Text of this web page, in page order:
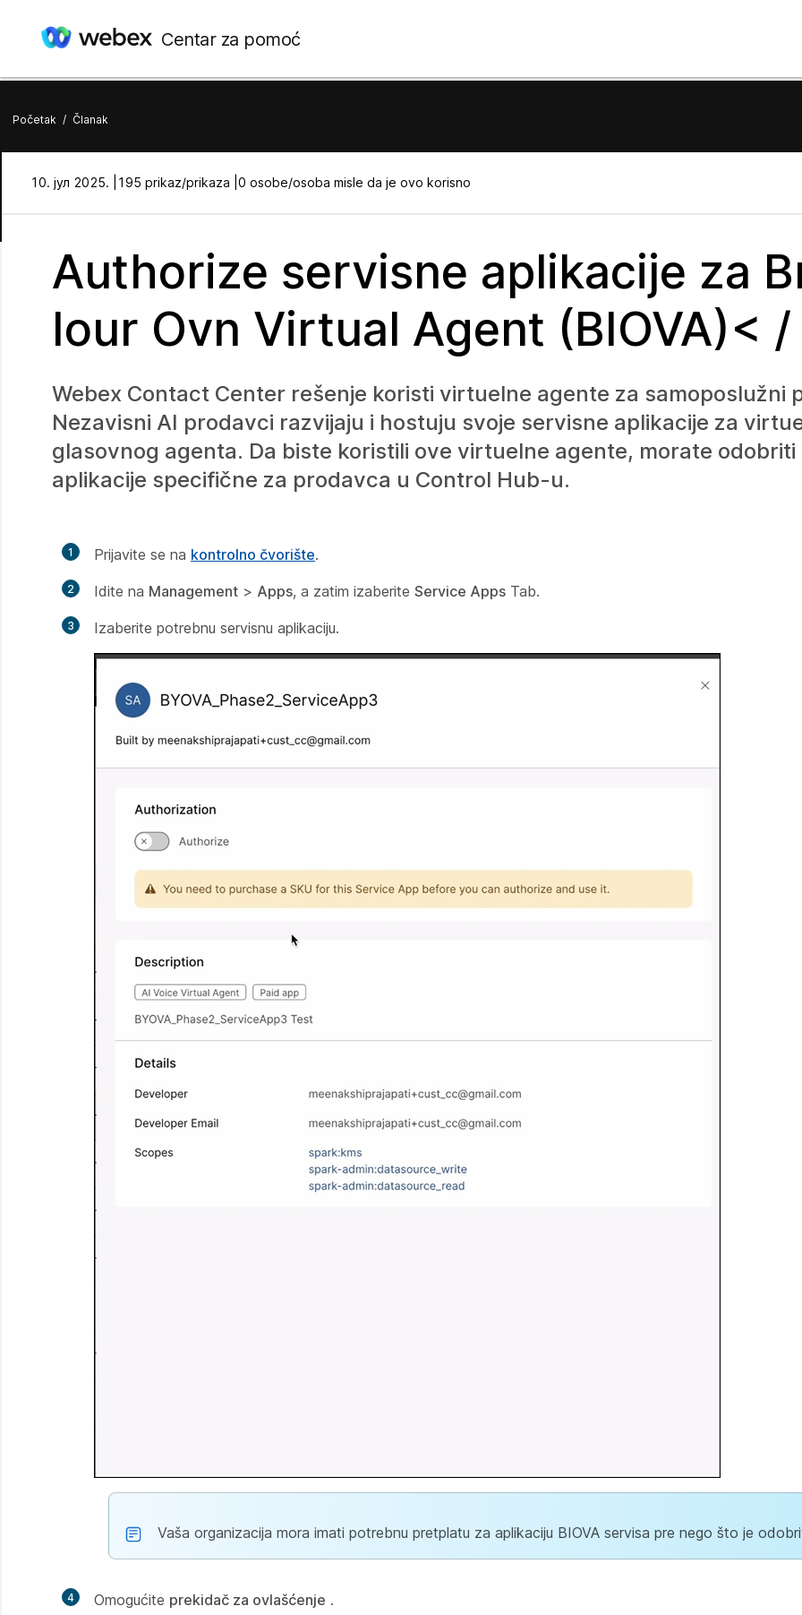
Centar za pomoć
Početak / Članak
10. јул 2025. | 195 prikaz/prikaza | 0 osobe/osoba misle da je ovo korisno
Authorize servisne aplikacije za
Iour Ovn Virtual Agent (BIOVA)<
Webex Contact Center rešenje koristi virtuelne agente za samoposlužni
Nezavisni AI prodavci razvijaju i hostuju svoje servisne aplikacije za
glasovnog agenta. Da biste koristili ove virtuelne agente, morate
aplikacije specifične za prodavca u Control Hub-u.
1 Prijavite se na kontrolno čvorište.
2 Idite na Management > Apps, a zatim izaberite Service Apps Tab.
3 Izaberite potrebnu servisnu aplikaciju.
Vaša organizacija mora imati potrebnu pretplatu za aplikaciju BIOVA servisa pre nego što je
4 Omogućite prekidač za ovlašćenje .